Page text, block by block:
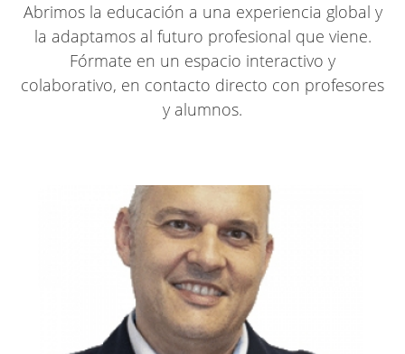
Abrimos la educación a una experiencia global y
la adaptamos al futuro profesional que viene.
Fórmate en un espacio interactivo y
colaborativo, en contacto directo con profesores
y alumnos.